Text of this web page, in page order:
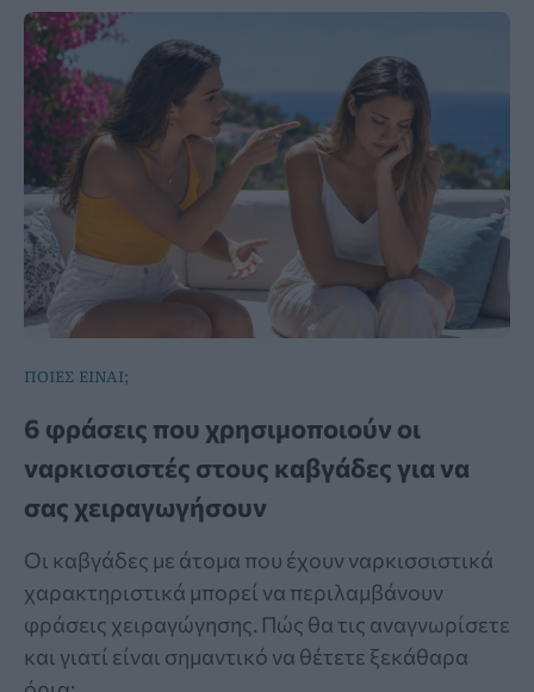
ΠΟΙΕΣ ΕΙΝΑΙ;
6 φράσεις που χρησιμοποιούν οι
ναρκισσιστές στους καβγάδες για να
σας χειραγωγήσουν
Οι καβγάδες με άτομα που έχουν ναρκισσιστικά
χαρακτηριστικά μπορεί να περιλαμβάνουν
φράσεις χειραγώγησης. Πώς θα τις αναγνωρίσετε
και γιατί είναι σημαντικό να θέτετε ξεκάθαρα